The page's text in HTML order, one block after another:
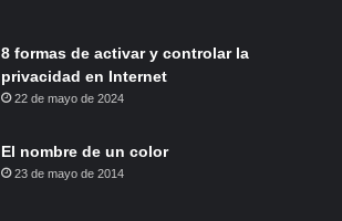
8 formas de activar y controlar la
privacidad en Internet
22 de mayo de 2024
El nombre de un color
23 de mayo de 2014